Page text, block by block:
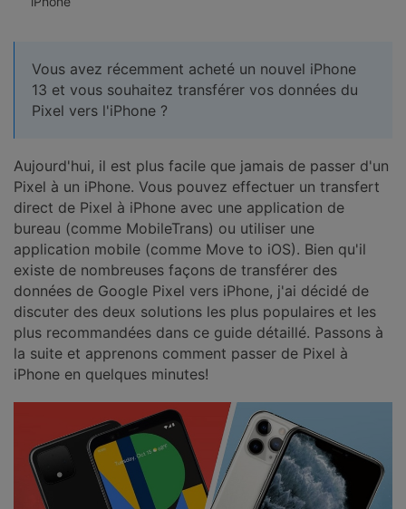
EXPLOREZ PLUS DE SUJETS
Vous avez récemment acheté un nouvel iPhone
13 et vous souhaitez transférer vos données du
Pixel vers l'iPhone ?
Aujourd'hui, il est plus facile que jamais de passer d'un
Pixel à un iPhone. Vous pouvez effectuer un transfert
direct de Pixel à iPhone avec une application de
bureau (comme MobileTrans) ou utiliser une
application mobile (comme Move to iOS). Bien qu'il
existe de nombreuses façons de transférer des
données de Google Pixel vers iPhone, j'ai décidé de
discuter des deux solutions les plus populaires et les
plus recommandées dans ce guide détaillé. Passons à
la suite et apprenons comment passer de Pixel à
iPhone en quelques minutes!